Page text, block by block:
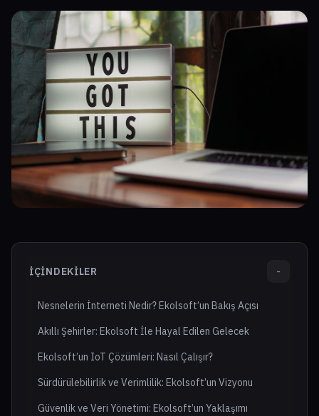
İÇINDEKILER -
Nesnelerin İnterneti Nedir? Ekolsoft’un Bakış Açısı
Akıllı Şehirler: Ekolsoft İle Hayal Edilen Gelecek
Ekolsoft’un IoT Çözümleri: Nasıl Çalışır?
Sürdürülebilirlik ve Verimlilik: Ekolsoft’un Vizyonu
Güvenlik ve Veri Yönetimi: Ekolsoft’un Yaklaşımı